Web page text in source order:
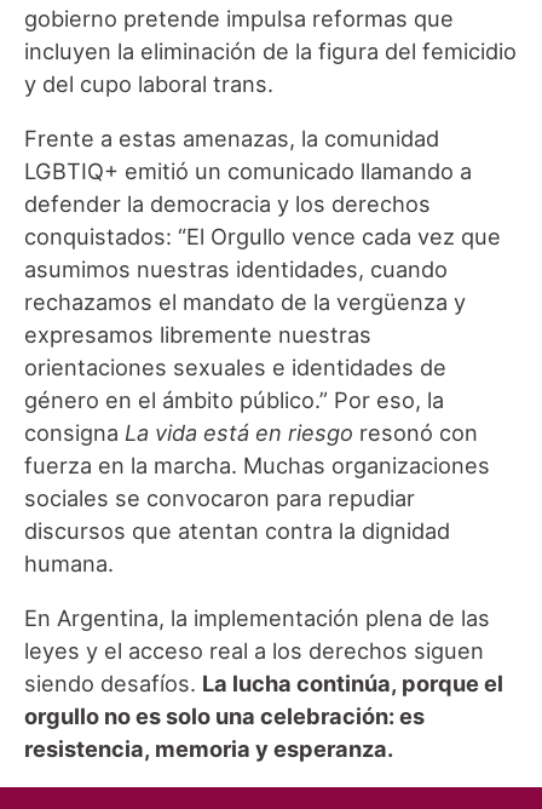
gobierno pretende impulsa reformas que
incluyen la eliminación de la figura del femicidio
y del cupo laboral trans.
Frente a estas amenazas, la comunidad
LGBTIQ+ emitió un comunicado llamando a
defender la democracia y los derechos
conquistados: “El Orgullo vence cada vez que
asumimos nuestras identidades, cuando
rechazamos el mandato de la vergüenza y
expresamos libremente nuestras
orientaciones sexuales e identidades de
género en el ámbito público.” Por eso, la
consigna La vida está en riesgo resonó con
fuerza en la marcha. Muchas organizaciones
sociales se convocaron para repudiar
discursos que atentan contra la dignidad
humana.
En Argentina, la implementación plena de las
leyes y el acceso real a los derechos siguen
siendo desafíos. La lucha continúa, porque el
orgullo no es solo una celebración: es
resistencia, memoria y esperanza.